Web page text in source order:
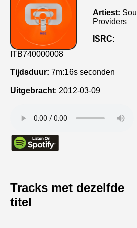
Artiest: Soul
Providers
ISRC:
ITB740000008
Tijdsduur: 7m:16s seconden
Uitgebracht: 2012-03-09
Tracks met dezelfde
titel